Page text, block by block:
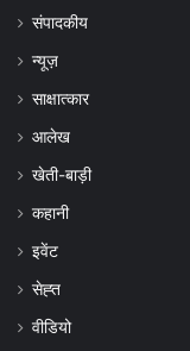
संपादकीय
न्यूज़
साक्षात्कार
आलेख
खेती-बाड़ी
कहानी
इवेंट
सेह्त
वीडियो